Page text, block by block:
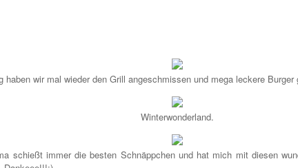
haben wir mal wieder den Grill angeschmissen und mega leckere
Winterwonderland.
schießt immer die besten Schnäppchen und hat mich mit diesen